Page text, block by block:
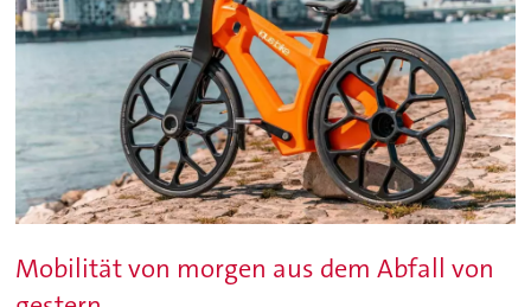
Mobilität von morgen aus dem Abfall von